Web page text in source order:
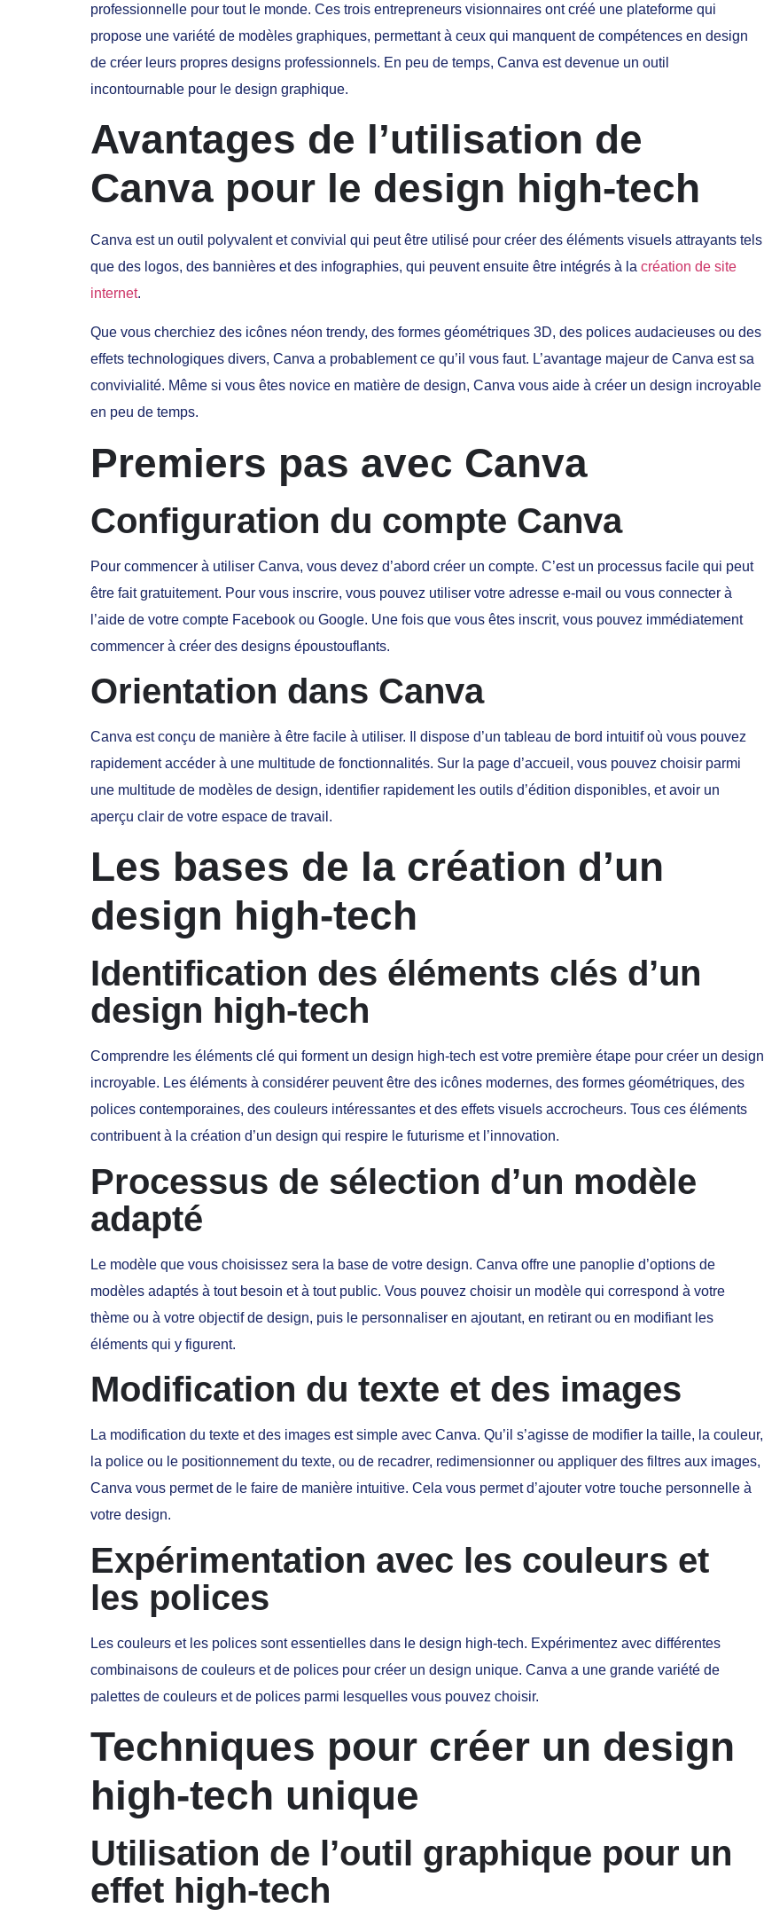
professionnelle pour tout le monde. Ces trois entrepreneurs visionnaires ont créé une plateforme qui
propose une variété de modèles graphiques, permettant à ceux qui manquent de compétences en design
de créer leurs propres designs professionnels. En peu de temps, Canva est devenue un outil
incontournable pour le design graphique.
Avantages de l’utilisation de
Canva pour le design high-tech
Canva est un outil polyvalent et convivial qui peut être utilisé pour créer des éléments visuels attrayants tels
que des logos, des bannières et des infographies, qui peuvent ensuite être intégrés à la création de site
internet.
Que vous cherchiez des icônes néon trendy, des formes géométriques 3D, des polices audacieuses ou des
effets technologiques divers, Canva a probablement ce qu’il vous faut. L’avantage majeur de Canva est sa
convivialité. Même si vous êtes novice en matière de design, Canva vous aide à créer un design incroyable
en peu de temps.
Premiers pas avec Canva
Configuration du compte Canva
Pour commencer à utiliser Canva, vous devez d’abord créer un compte. C’est un processus facile qui peut
être fait gratuitement. Pour vous inscrire, vous pouvez utiliser votre adresse e-mail ou vous connecter à
l’aide de votre compte Facebook ou Google. Une fois que vous êtes inscrit, vous pouvez immédiatement
commencer à créer des designs époustouflants.
Orientation dans Canva
Canva est conçu de manière à être facile à utiliser. Il dispose d’un tableau de bord intuitif où vous pouvez
rapidement accéder à une multitude de fonctionnalités. Sur la page d’accueil, vous pouvez choisir parmi
une multitude de modèles de design, identifier rapidement les outils d’édition disponibles, et avoir un
aperçu clair de votre espace de travail.
Les bases de la création d’un
design high-tech
Identification des éléments clés d’un
design high-tech
Comprendre les éléments clé qui forment un design high-tech est votre première étape pour créer un design
incroyable. Les éléments à considérer peuvent être des icônes modernes, des formes géométriques, des
polices contemporaines, des couleurs intéressantes et des effets visuels accrocheurs. Tous ces éléments
contribuent à la création d’un design qui respire le futurisme et l’innovation.
Processus de sélection d’un modèle
adapté
Le modèle que vous choisissez sera la base de votre design. Canva offre une panoplie d’options de
modèles adaptés à tout besoin et à tout public. Vous pouvez choisir un modèle qui correspond à votre
thème ou à votre objectif de design, puis le personnaliser en ajoutant, en retirant ou en modifiant les
éléments qui y figurent.
Modification du texte et des images
La modification du texte et des images est simple avec Canva. Qu’il s’agisse de modifier la taille, la couleur,
la police ou le positionnement du texte, ou de recadrer, redimensionner ou appliquer des filtres aux images,
Canva vous permet de le faire de manière intuitive. Cela vous permet d’ajouter votre touche personnelle à
votre design.
Expérimentation avec les couleurs et
les polices
Les couleurs et les polices sont essentielles dans le design high-tech. Expérimentez avec différentes
combinaisons de couleurs et de polices pour créer un design unique. Canva a une grande variété de
palettes de couleurs et de polices parmi lesquelles vous pouvez choisir.
Techniques pour créer un design
high-tech unique
Utilisation de l’outil graphique pour un
effet high-tech